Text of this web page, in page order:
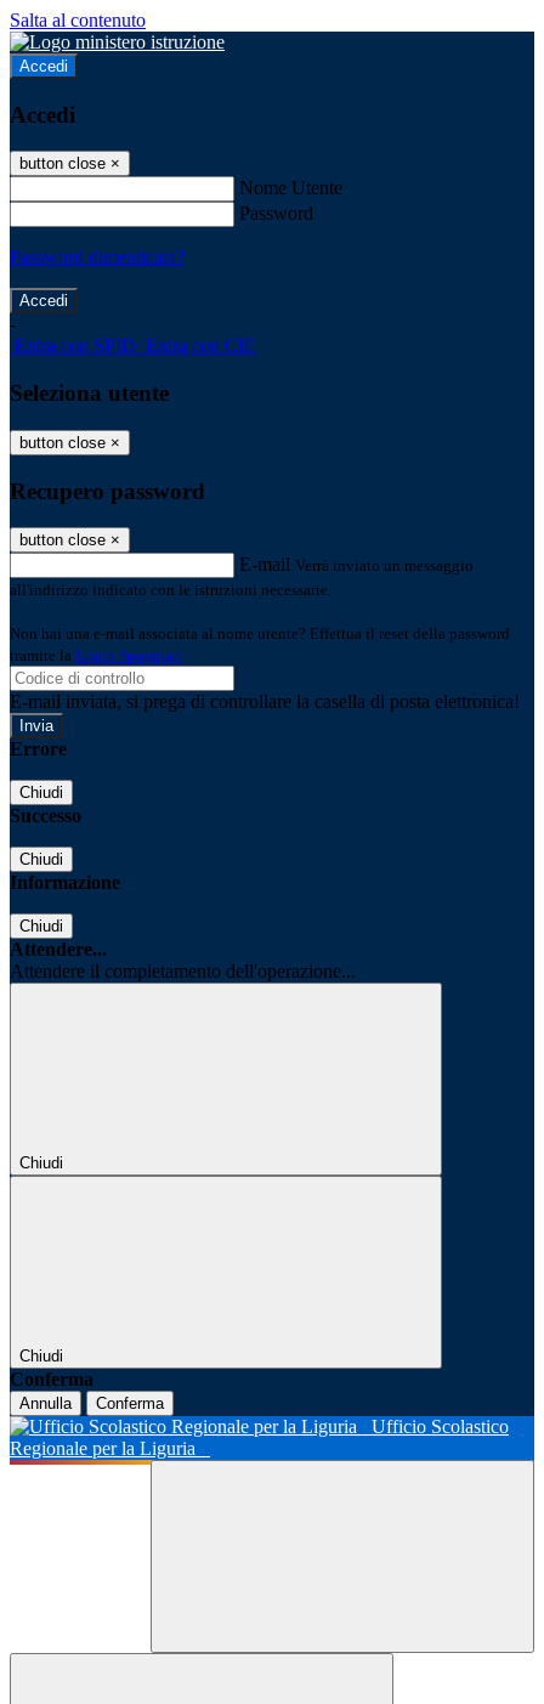
Salta al contenuto
Accedi
Accedi
button close ×
Nome Utente
Password
Password dimenticata?
-
Entra con SPID Entra con CIE
Seleziona utente
button close ×
Recupero password
button close ×
E-mail Verrà inviato un messaggio
all'indirizzo indicato con le istruzioni necessarie.
Non hai una e-mail associata al nome utente? Effettua il reset della password
tramite la Login Spaggiari
E-mail inviata, si prega di controllare la casella di posta elettronica!
Errore
Chiudi
Successo
Chiudi
Informazione
Chiudi
Attendere...
Attendere il completamento dell'operazione...
Chiudi
Chiudi
Conferma
Annulla Conferma
Ufficio Scolastico
Regionale per la Liguria